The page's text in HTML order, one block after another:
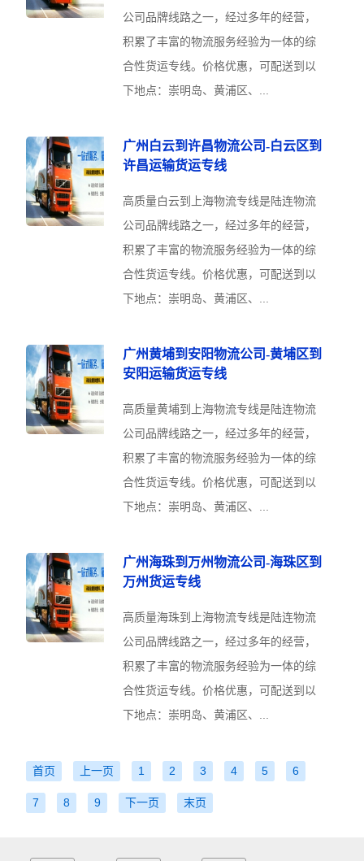
公司品牌线路之一，经过多年的经营，
积累了丰富的物流服务经验为一体的综
合性货运专线。价格优惠，可配送到以
下地点：崇明岛、黄浦区、...
广州白云到许昌物流公司-白云区到
许昌运输货运专线
高质量白云到上海物流专线是陆连物流
公司品牌线路之一，经过多年的经营，
积累了丰富的物流服务经验为一体的综
合性货运专线。价格优惠，可配送到以
下地点：崇明岛、黄浦区、...
广州黄埔到安阳物流公司-黄埔区到
安阳运输货运专线
高质量黄埔到上海物流专线是陆连物流
公司品牌线路之一，经过多年的经营，
积累了丰富的物流服务经验为一体的综
合性货运专线。价格优惠，可配送到以
下地点：崇明岛、黄浦区、...
广州海珠到万州物流公司-海珠区到
万州货运专线
高质量海珠到上海物流专线是陆连物流
公司品牌线路之一，经过多年的经营，
积累了丰富的物流服务经验为一体的综
合性货运专线。价格优惠，可配送到以
下地点：崇明岛、黄浦区、...
首页 上一页 1 2 3 4 5 6
7 8 9 下一页 末页